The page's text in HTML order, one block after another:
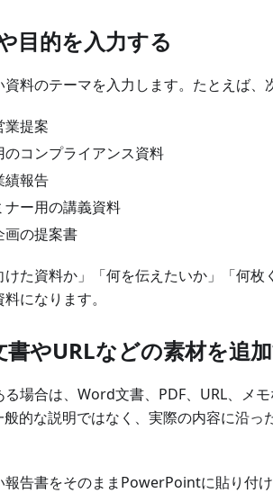
目的を入力する
資料のテーマを入力します。たとえば、
業提案
のコンプライアンス資料
績報告
ナー用の講義資料
画の提案書
た資料か」「何を伝えたいか」「何枚
になります。
やURLなどの素材を追
場合は、Word文書、PDF、URL、メ
的な説明ではなく、実際の内容に沿っ
報告書をそのままPowerPointに貼り付